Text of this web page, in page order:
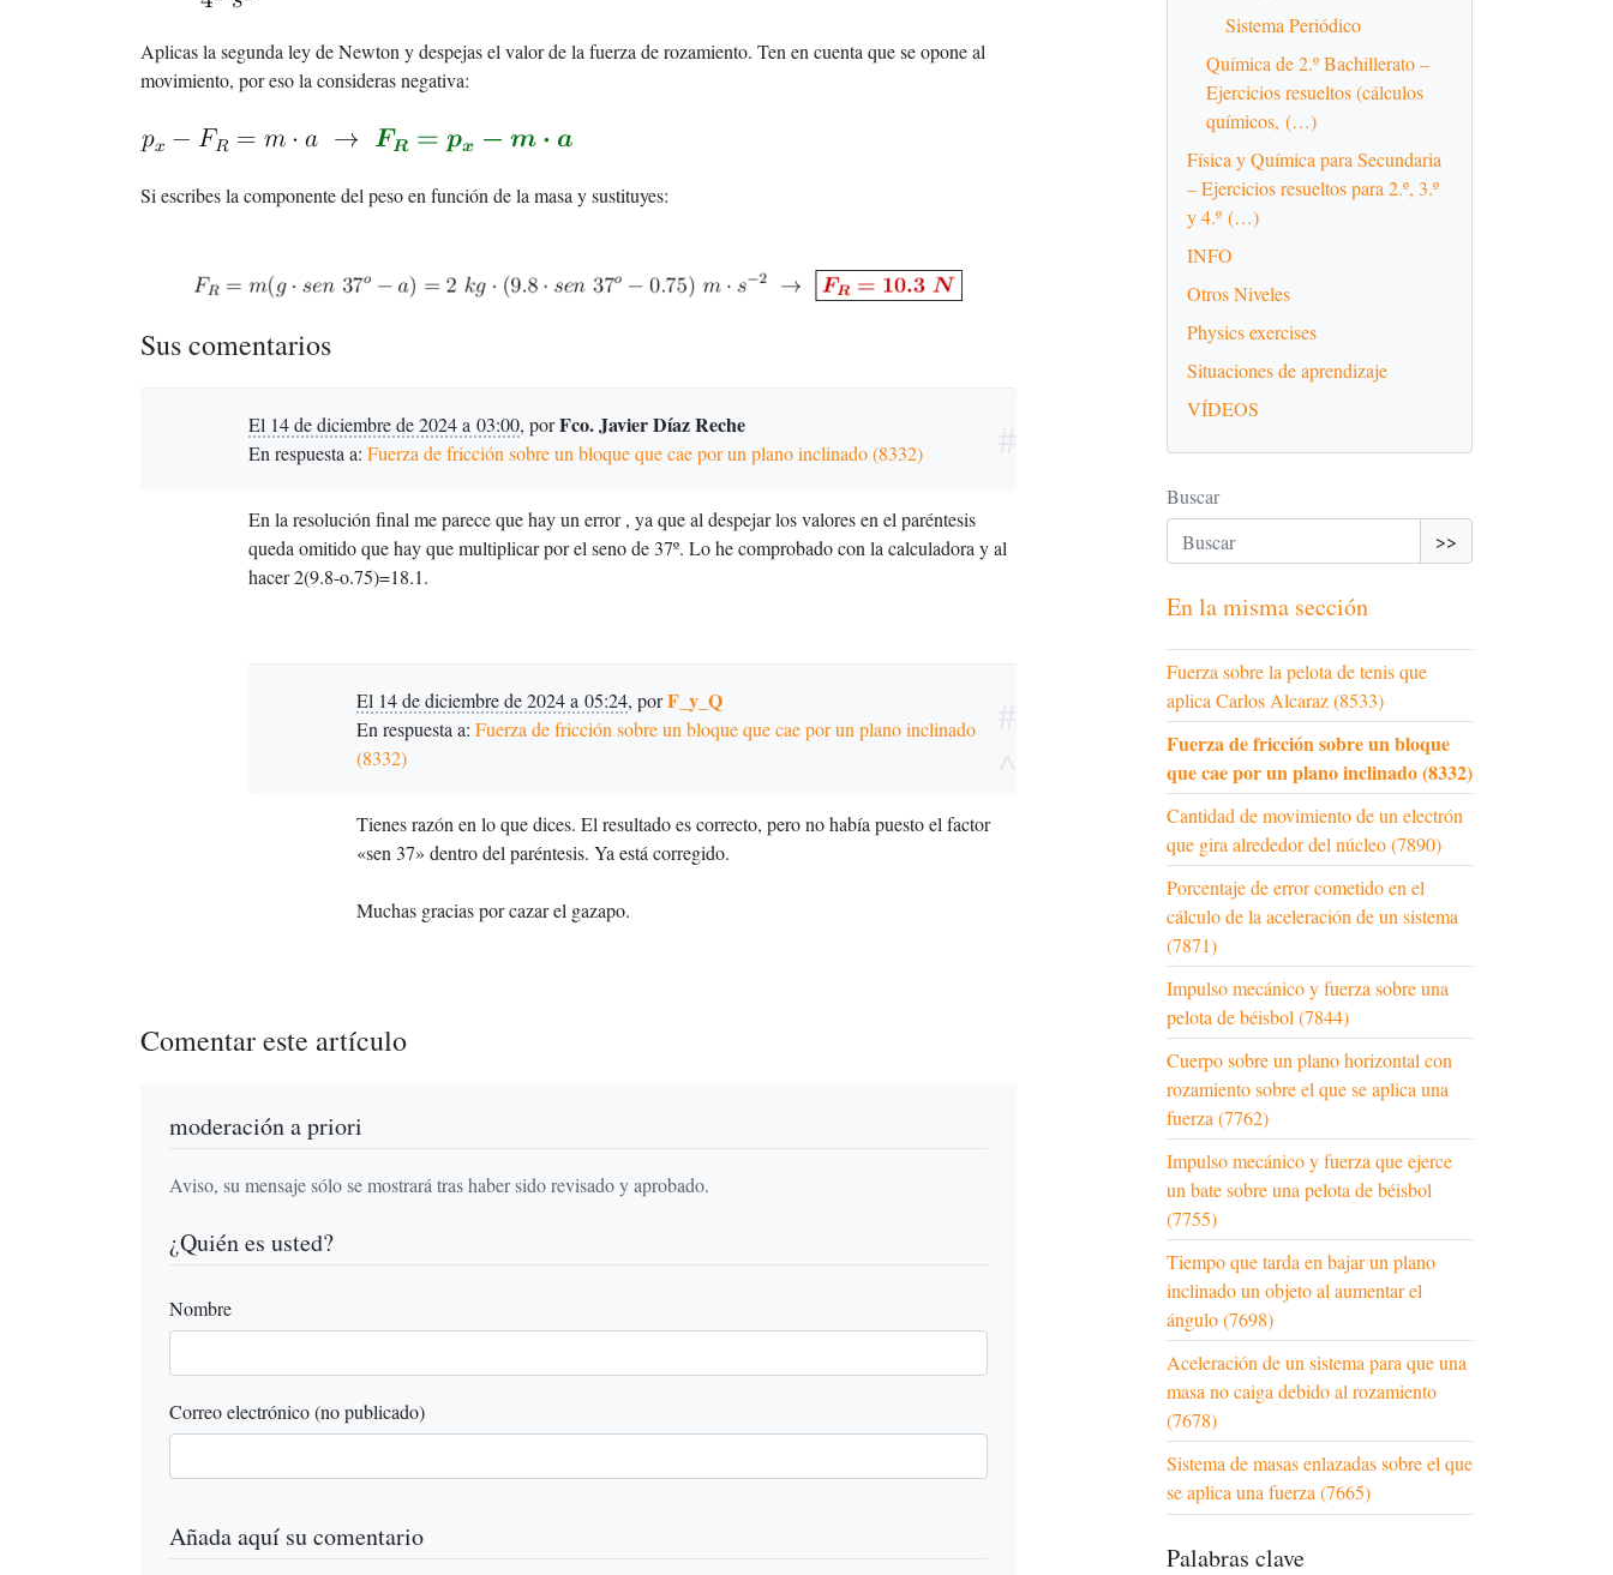
Aplicas la segunda ley de Newton y despejas el valor de la fuerza de rozamiento. Ten en cuenta que se opone al
movimiento, por eso la consideras negativa:
Si escribes la componente del peso en función de la masa y sustituyes:
Sus comentarios
El 14 de diciembre de 2024 a 03:00, porFco. Javier Díaz Reche
En respuesta a: Fuerza de fricción sobre un bloque que cae por un plano inclinado (8332)
En la resolución final me parece que hay un error , ya que al despejar los valores en el paréntesis
queda omitido que hay que multiplicar por el seno de 37º. Lo he comprobado con la calculadora y al
hacer 2(9.8-o.75)=18.1.
El 14 de diciembre de 2024 a 05:24, porF_y_Q
En respuesta a: Fuerza de fricción sobre un bloque que cae por un plano inclinado
(8332)
Tienes razón en lo que dices. El resultado es correcto, pero no había puesto el factor
«sen 37» dentro del paréntesis. Ya está corregido.
Muchas gracias por cazar el gazapo.
Comentar este artículo
moderación a priori
Aviso, su mensaje sólo se mostrará tras haber sido revisado y aprobado.
¿Quién es usted?
Nombre
Correo electrónico (no publicado)
Añada aquí su comentario
Sistema Periódico
Química de 2.º Bachillerato –
Ejercicios resueltos (cálculos
químicos, (…)
Física y Química para Secundaria
– Ejercicios resueltos para 2.º, 3.º
y 4.º (…)
INFO
Otros Niveles
Physics exercises
Situaciones de aprendizaje
VÍDEOS
Buscar
>>
En la misma sección
Fuerza sobre la pelota de tenis que
aplica Carlos Alcaraz (8533)
Fuerza de fricción sobre un bloque
que cae por un plano inclinado (8332)
Cantidad de movimiento de un electrón
que gira alrededor del núcleo (7890)
Porcentaje de error cometido en el
cálculo de la aceleración de un sistema
(7871)
Impulso mecánico y fuerza sobre una
pelota de béisbol (7844)
Cuerpo sobre un plano horizontal con
rozamiento sobre el que se aplica una
fuerza (7762)
Impulso mecánico y fuerza que ejerce
un bate sobre una pelota de béisbol
(7755)
Tiempo que tarda en bajar un plano
inclinado un objeto al aumentar el
ángulo (7698)
Aceleración de un sistema para que una
masa no caiga debido al rozamiento
(7678)
Sistema de masas enlazadas sobre el que
se aplica una fuerza (7665)
Palabras clave